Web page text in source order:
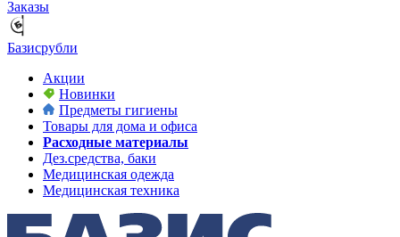
Заказы
Базисрубли
Акции
Новинки
Предметы гигиены
Товары для дома и офиса
Расходные материалы
Дез.средства, баки
Медицинская одежда
Медицинская техника